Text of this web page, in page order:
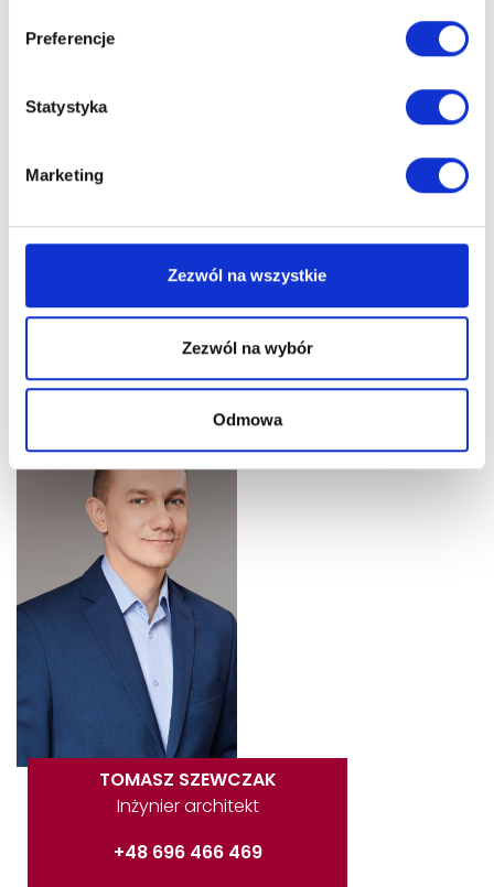
Preferencje
Statystyka
Marketing
Zezwól na wszystkie
Zezwól na wybór
Odmowa
WOJCIECH PŁAWIAK
Radca prawny | Doradca
podatkowy
+48 609 241 737
wojciech.plawiak@litigato.pl
TOMASZ SZEWCZAK
Inżynier architekt
+48 696 466 469